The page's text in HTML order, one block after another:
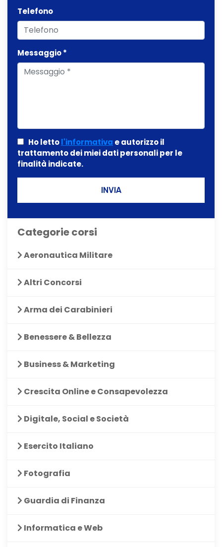
Telefono
Messaggio *
Ho lettol'informativa e autorizzo il
trattamento dei miei dati personali per le
finalità indicate.
INVIA
Categorie corsi
Aeronautica Militare
Altri Concorsi
Arma dei Carabinieri
Benessere & Bellezza
Business & Marketing
Crescita Online e Consapevolezza
Digitale, Social e Società
Esercito Italiano
Fotografia
Guardia di Finanza
Informatica e Web